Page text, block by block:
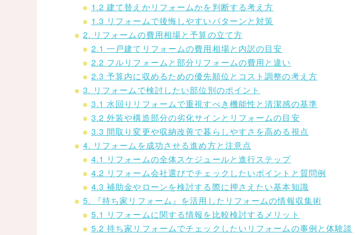
1.2 建て替えかリフォームかを判断する考え方
1.3 リフォームで後悔しやすいパターンと対策
2. リフォームの費用相場と予算の立て方
2.1 一戸建てリフォームの費用相場と内訳の目安
2.2 フルリフォームと部分リフォームの費用と違い
2.3 予算内に収めるための優先順位とコスト調整の考え方
3. リフォームで検討したい部位別のポイント
3.1 水回りリフォームで重視すべき機能性と清潔感の基準
3.2 外装や構造部分の劣化サインとリフォームの目安
3.3 間取り変更や収納改善で暮らしやすさを高める視点
4. リフォームを成功させる進め方と注意点
4.1 リフォームの全体スケジュールと進行ステップ
4.2 リフォーム会社選びでチェックしたいポイントと質問例
4.3 補助金やローンを検討する際に押さえたい基本知識
5. 『持ち家リフォーム』を活用したリフォームの情報収集術
5.1 リフォームに関する情報を比較検討するメリット
5.2 持ち家リフォームでチェックしたいリフォームの事例と体験談